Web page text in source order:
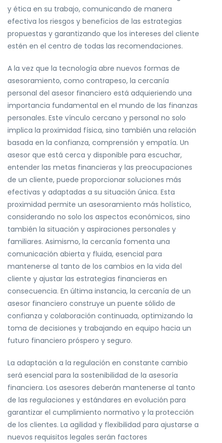
y ética en su trabajo, comunicando de manera
efectiva los riesgos y beneficios de las estrategias
propuestas y garantizando que los intereses del cliente
estén en el centro de todas las recomendaciones.
A la vez que la tecnología abre nuevos formas de
asesoramiento, como contrapeso, la cercanía
personal del asesor financiero está adquieriendo una
importancia fundamental en el mundo de las finanzas
personales. Este vínculo cercano y personal no solo
implica la proximidad física, sino también una relación
basada en la confianza, comprensión y empatía. Un
asesor que está cerca y disponible para escuchar,
entender las metas financieras y las preocupaciones
de un cliente, puede proporcionar soluciones más
efectivas y adaptadas a su situación única. Esta
proximidad permite un asesoramiento más holístico,
considerando no solo los aspectos económicos, sino
también la situación y aspiraciones personales y
familiares. Asimismo, la cercanía fomenta una
comunicación abierta y fluida, esencial para
mantenerse al tanto de los cambios en la vida del
cliente y ajustar las estrategias financieras en
consecuencia. En última instancia, la cercanía de un
asesor financiero construye un puente sólido de
confianza y colaboración continuada, optimizando la
toma de decisiones y trabajando en equipo hacia un
futuro financiero próspero y seguro.
La adaptación a la regulación en constante cambio
será esencial para la sostenibilidad de la asesoría
financiera. Los asesores deberán mantenerse al tanto
de las regulaciones y estándares en evolución para
garantizar el cumplimiento normativo y la protección
de los clientes. La agilidad y flexibilidad para ajustarse a
nuevos requisitos legales serán factores